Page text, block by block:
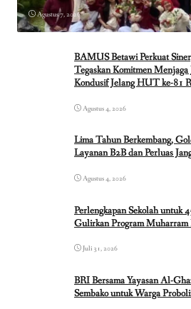
Agustus 7, 2026
BAMUS Betawi Perkuat
Tegaskan Komitmen
Kondusif Jelang HUT ke-81
Agustus 4, 2026
Lima Tahun Berkembang,
Layanan B2B dan Perluas
Agustus 4, 2026
Perlengkapan Sekolah untuk
Gulirkan Program Muharram
Juli 31, 2026
BRI Bersama Yayasan Al-
Sembako untuk Warga